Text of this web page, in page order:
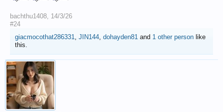
bachthu1408, 14/3/26
#24
giacmocothat286331, JIN144, dohayden81 and 1 other person like
this.